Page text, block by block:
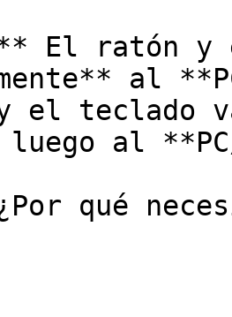
El ratón y
al
el teclado
al
qué